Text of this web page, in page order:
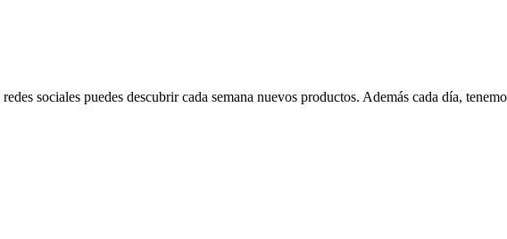
sociales puedes descubrir cada semana nuevos productos. Además cada día,